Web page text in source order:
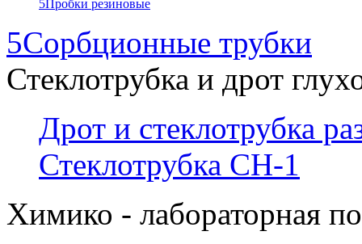
5Пробки резиновые
5Сорбционные трубки
Стеклотрубка и дрот
Дрот и стеклотрубка
Стеклотрубка СН-1
Химико - лабораторная